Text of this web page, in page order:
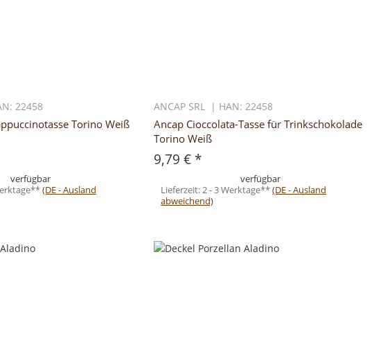
22458
Torino Weiß
verfügbar
(DE - Ausland
ANCAP SRL | HAN: 22458
Ancap Cioccolata-Tasse für Trinkschokolade
Torino Weiß
9,79 € *
verfügbar
Lieferzeit:2 - 3 Werktage**(DE - Ausland
abweichend)